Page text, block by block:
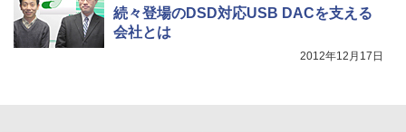
続々登場のDSD対応USB DACを支える
会社とは
2012年12月17日